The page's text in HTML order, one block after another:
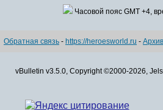
Часовой пояс GMT +4,
Обратная связь - https://heroesworld.ru - Архив
vBulletin v3.5.0, Copyright ©2000-2026,